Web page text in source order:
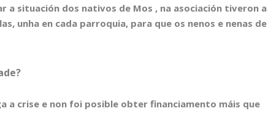
a situación dos nativos de Mos , na asociación tiveron a
unha en cada parroquia, para que os nenos e nenas de
a crise e non foi posible obter financiamento máis que